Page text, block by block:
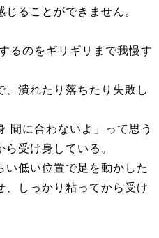
ることができません。
るのをギリギリまで我慢す
潰れたり落ちたり失敗し
間に合わないよ」って思う
受け身している。
低い位置で足を動かした
、しっかり粘ってから受け